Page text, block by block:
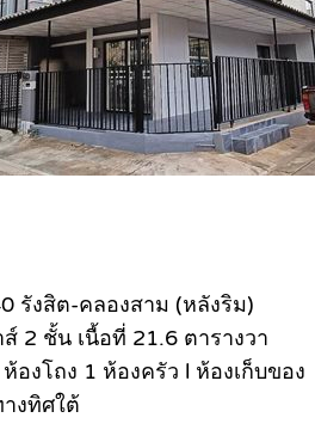
รังสิต-คลองสาม (หลังริม)
2 ชั้น เนื้อที่ 21.6 ตารางวา
องโถง 1 ห้องครัว l ห้องเก็บของ
งทิศใต้